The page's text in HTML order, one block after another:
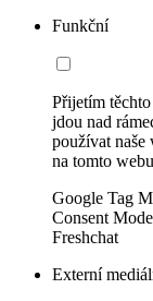
Funkční
Přijetím
jdou nad
používat naše
na tomto
Google Tag
Consent
Freshchat
Externí